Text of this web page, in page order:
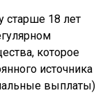
старше 18 лет
которое
источника
выплаты)